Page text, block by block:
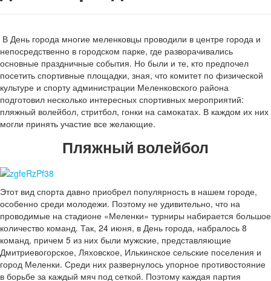
В День города многие меленковцы проводили в центре города и
непосредственно в городском парке, где разворачивались
основные праздничные события. Но были и те, кто предпочел
посетить спортивные площадки, зная, что комитет по физической
культуре и спорту администрации Меленковского района
подготовил несколько интересных спортивных мероприятий:
пляжный волейбол, стритбол, гонки на самокатах. В каждом их них
могли принять участие все желающие.
Пляжный волейбол
Этот вид спорта давно приобрел популярность в нашем городе,
особенно среди молодежи. Поэтому не удивительно, что на
проводимые на стадионе «Меленки» турниры набирается большое
количество команд. Так, 24 июня, в День города, набралось 8
команд, причем 5 из них были мужские, представляющие
Дмитриевогорское, Ляховское, Илькинское сельские поселения и
город Меленки. Среди них развернулось упорное противостояние
в борьбе за каждый мяч под сеткой. Поэтому каждая партия